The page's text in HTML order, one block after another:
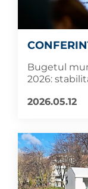
Bugetul
2026:
2026.05.12